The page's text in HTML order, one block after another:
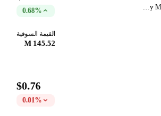
Seanergy Maritime Holdings Corp
0.68%
القيمة السوقية
145.52 M
$0.76
0.01%